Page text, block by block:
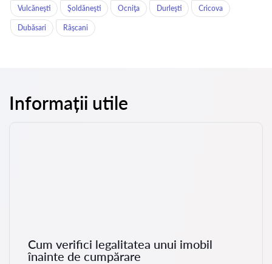
Vulcăneşti Şoldăneşti Ocniţa Durleşti Cricova
Dubăsari Râșcani
Informații utile
Cum verifici legalitatea unui imobil
înainte de cumpărare